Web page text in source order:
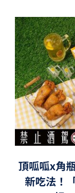
頂呱呱x角
新吃法！